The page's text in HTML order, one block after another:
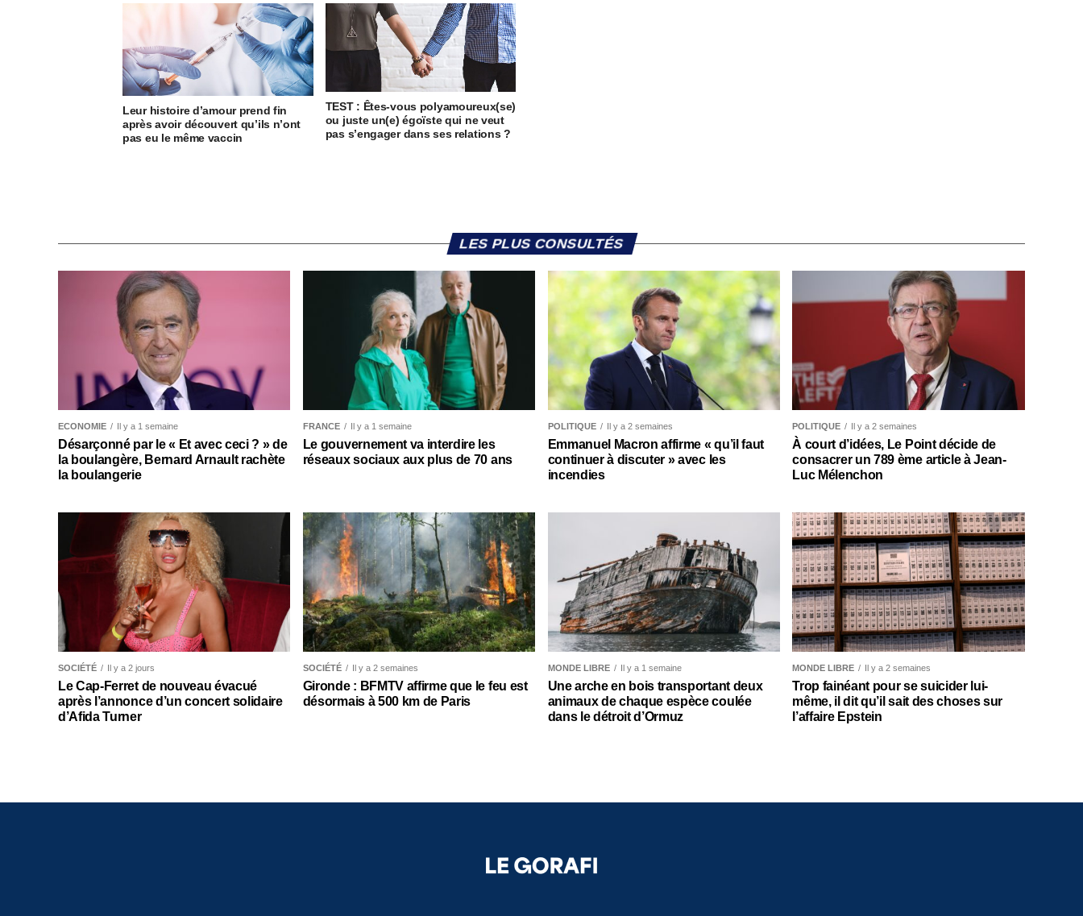
Leur histoire d’amour prend fin
après avoir découvert qu’ils n’ont
pas eu le même vaccin
TEST : Êtes-vous polyamoureux(se)
ou juste un(e) égoïste qui ne veut
pas s’engager dans ses relations ?
LES PLUS CONSULTÉS
ECONOMIE Il y a 1 semaine
Désarçonné par le « Et avec ceci ? » de
la boulangère, Bernard Arnault rachète
la boulangerie
FRANCE Il y a 1 semaine
Le gouvernement va interdire les
réseaux sociaux aux plus de 70 ans
POLITIQUE Il y a 2 semaines
Emmanuel Macron affirme « qu’il faut
continuer à discuter » avec les
incendies
POLITIQUE Il y a 2 semaines
À court d’idées, Le Point décide de
consacrer un 789 ème article à Jean-
Luc Mélenchon
SOCIÉTÉ Il y a 2 jours
Le Cap-Ferret de nouveau évacué
après l’annonce d’un concert solidaire
d’Afida Turner
SOCIÉTÉ Il y a 2 semaines
Gironde : BFMTV affirme que le feu est
désormais à 500 km de Paris
MONDE LIBRE Il y a 1 semaine
Une arche en bois transportant deux
animaux de chaque espèce coulée
dans le détroit d’Ormuz
MONDE LIBRE Il y a 2 semaines
Trop fainéant pour se suicider lui-
même, il dit qu’il sait des choses sur
l’affaire Epstein